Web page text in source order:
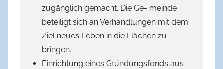
zugänglich gemacht. Die Ge- meinde
beteiligt sich an Verhandlungen mit dem
Ziel neues Leben in die Flächen zu
bringen.
Einrichtung eines Gründungsfonds aus